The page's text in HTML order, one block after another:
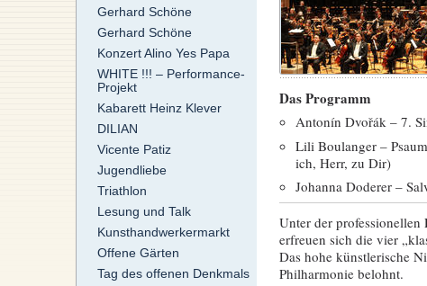
Gerhard Schöne
Gerhard Schöne
Konzert Alino Yes Papa
WHITE !!! – Performance-
Projekt
Kabarett Heinz Klever
DILIAN
Vicente Patiz
Jugendliebe
Triathlon
Lesung und Talk
Kunsthandwerkermarkt
Offene Gärten
Tag des offenen Denkmals
Das Programm
Antonín Dvořák – 7.
Lili Boulanger –
ich, Herr, zu Dir)
Johanna Doderer –
Unter der
erfreuen sich die vier
Das hohe künstlerische
Philharmonie belohnt.